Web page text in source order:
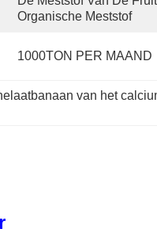
Organische Meststof
1000TON PER MAAND
van het